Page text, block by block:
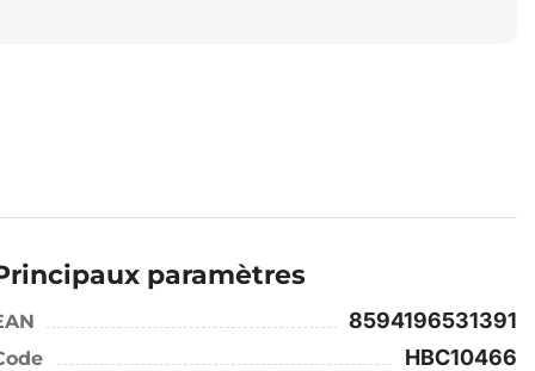
paramètres
8594196531391
HBC10466